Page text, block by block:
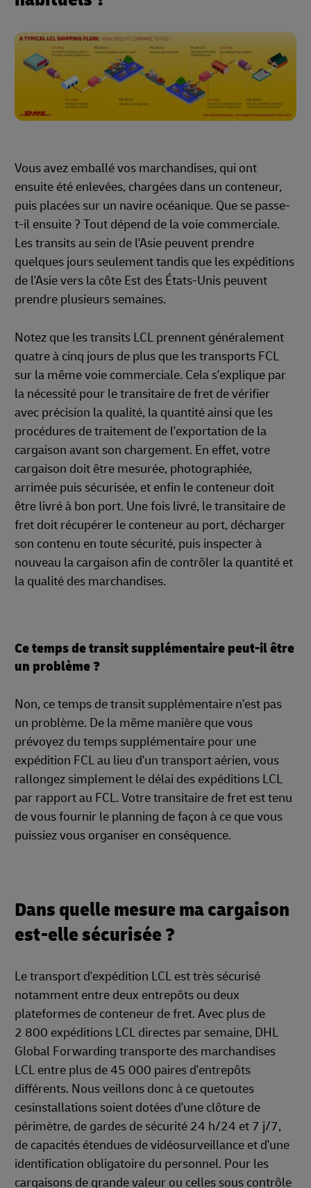
Vous avez emballé vos marchandises, qui ont
ensuite été enlevées, chargées dans un conteneur,
puis placées sur un navire océanique. Que se passe-
t-il ensuite ? Tout dépend de la voie commerciale.
Les transits au sein de l'Asie peuvent prendre
quelques jours seulement tandis que les expéditions
de l'Asie vers la côte Est des États-Unis peuvent
prendre plusieurs semaines.
Notez que les transits LCL prennent généralement
quatre à cinq jours de plus que les transports FCL
sur la même voie commerciale. Cela s'explique par
la nécessité pour le transitaire de fret de vérifier
avec précision la qualité, la quantité ainsi que les
procédures de traitement de l'exportation de la
cargaison avant son chargement. En effet, votre
cargaison doit être mesurée, photographiée,
arrimée puis sécurisée, et enfin le conteneur doit
être livré à bon port. Une fois livré, le transitaire de
fret doit récupérer le conteneur au port, décharger
son contenu en toute sécurité, puis inspecter à
nouveau la cargaison afin de contrôler la quantité et
la qualité des marchandises.
Ce temps de transit supplémentaire peut-il être
un problème ?
Non, ce temps de transit supplémentaire n'est pas
un problème. De la même manière que vous
prévoyez du temps supplémentaire pour une
expédition FCL au lieu d'un transport aérien, vous
rallongez simplement le délai des expéditions LCL
par rapport au FCL. Votre transitaire de fret est tenu
de vous fournir le planning de façon à ce que vous
puissiez vous organiser en conséquence.
Dans quelle mesure ma cargaison
est-elle sécurisée ?
Le transport d'expédition LCL est très sécurisé
notamment entre deux entrepôts ou deux
plateformes de conteneur de fret. Avec plus de
2 800 expéditions LCL directes par semaine, DHL
Global Forwarding transporte des marchandises
LCL entre plus de 45 000 paires d'entrepôts
différents. Nous veillons donc à ce quetoutes
cesinstallations soient dotées d'une clôture de
périmètre, de gardes de sécurité 24 h/24 et 7 j/7,
de capacités étendues de vidéosurveillance et d'une
identification obligatoire du personnel. Pour les
cargaisons de grande valeur ou celles sous contrôle